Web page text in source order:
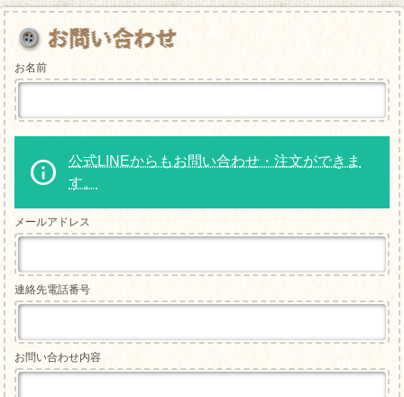
お名前
公式LINEからもお問い合わせ・注文ができま
す。
メールアドレス
連絡先電話番号
お問い合わせ内容